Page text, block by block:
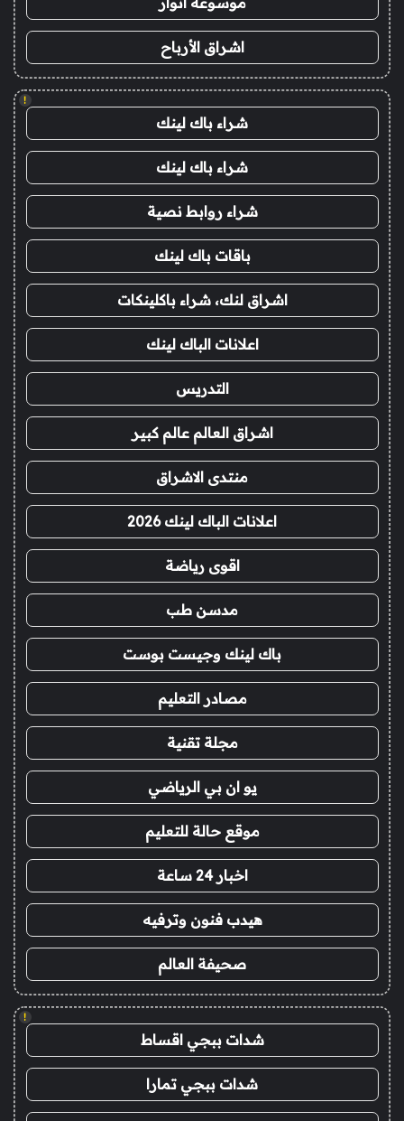
اشراق الأرباح
!
شراء باك لينك
شراء باك لينك
شراء روابط نصية
باقات باك لينك
اشراق لنك، شراء باكلينكات
اعلانات الباك لينك
التدريس
اشراق العالم عالم كبير
منتدى الاشراق
اعلانات الباك لينك 2026
اقوى رياضة
مدسن طب
باك لينك وجيست بوست
مصادر التعليم
مجلة تقنية
يو ان بي الرياضي
موقع حالة للتعليم
اخبار 24 ساعة
هيدب فنون وترفيه
صحيفة العالم
!
شدات ببجي اقساط
شدات ببجي تمارا